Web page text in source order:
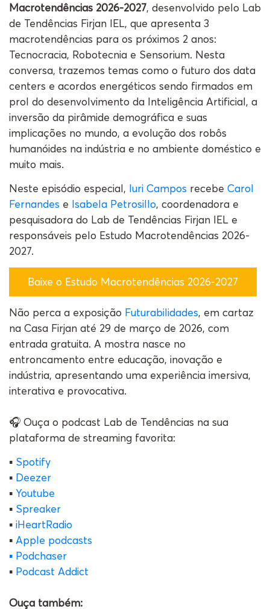
Macrotendências 2026-2027, desenvolvido pelo Lab
de Tendências Firjan IEL, que apresenta 3
macrotendências para os próximos 2 anos:
Tecnocracia, Robotecnia e Sensorium. Nesta
conversa, trazemos temas como o futuro dos data
centers e acordos energéticos sendo firmados em
prol do desenvolvimento da Inteligência Artificial, a
inversão da pirâmide demográfica e suas
implicações no mundo, a evolução dos robôs
humanóides na indústria e no ambiente doméstico e
muito mais.
Neste episódio especial, Iuri Campos recebe Carol
Fernandes e Isabela Petrosillo, coordenadora e
pesquisadora do Lab de Tendências Firjan IEL e
responsáveis pelo Estudo Macrotendências 2026-
2027.
Baixe o Estudo Macrotendências 2026-2027
Não perca a exposição Futurabilidades, em cartaz
na Casa Firjan até 29 de março de 2026, com
entrada gratuita. A mostra nasce no
entroncamento entre educação, inovação e
indústria, apresentando uma experiência imersiva,
interativa e provocativa.
🎧 Ouça o podcast Lab de Tendências na sua
plataforma de streaming favorita:
▪️ Spotify
▪️ Deezer
▪️ Youtube
▪️ Spreaker
▪️ iHeartRadio
▪️ Apple podcasts
▪️ Podchaser
▪️ Podcast Addict
Ouça também: